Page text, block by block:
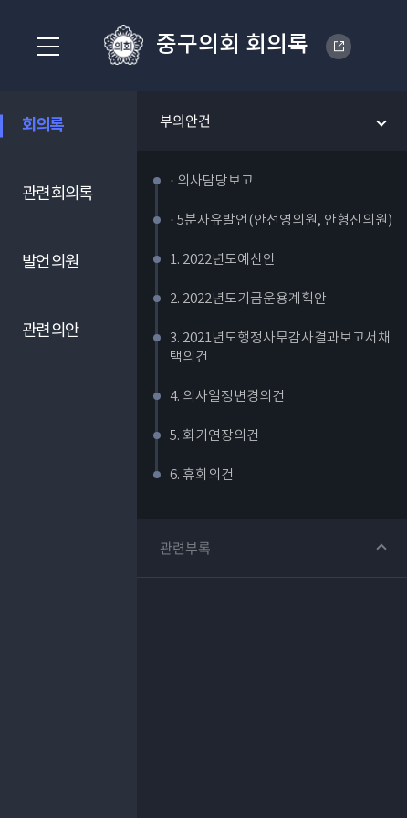
중구의회 회의록
회의록 부의안건
· 의사담당보고
· 5분자유발언(안선영의원, 안형진의원)
1. 2022년도예산안
2. 2022년도기금운용계획안
3. 2021년도행정사무감사결과보고서채
택의건
4. 의사일정변경의건
5. 회기연장의건
6. 휴회의건
관련부록
관련 회의록
발언 의원
관련 의안